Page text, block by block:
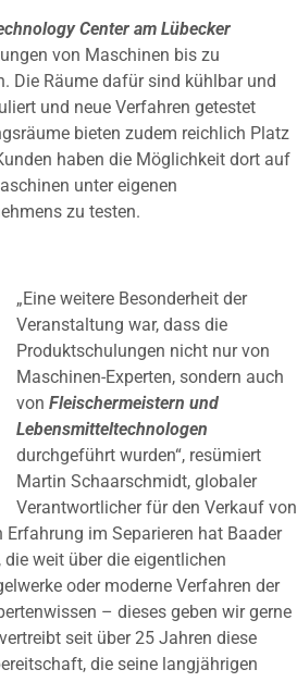
Center am Lübecker
von Maschinen bis zu
Die Räume dafür sind kühlbar und
und neue Verfahren getestet
bieten zudem reichlich Platz
haben die Möglichkeit dort auf
unter eigenen
zu testen.
„Eine weitere Besonderheit der
Veranstaltung war, dass die
Produktschulungen nicht nur von
Maschinen-Experten, sondern auch
von Fleischermeistern und
Lebensmitteltechnologen
durchgeführt wurden“, resümiert
Martin Schaarschmidt, globaler
Verantwortlicher für den Verkauf von
im Separieren hat Baader
, die weit über die eigentlichen
oder moderne Verfahren der
– dieses geben wir gerne
seit über 25 Jahren diese
die seine langjährigen